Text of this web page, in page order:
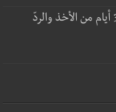
جولة ثامنة مطلع أيلول... و3 أيام من الأخذ والردّ